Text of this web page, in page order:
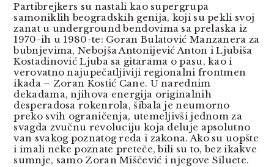
Partibrejkers su nastali kao supergrupa
samoniklih beogradskih genija, koji su pekli svoj
zanat u underground bendovima sa prelaska iz
1970-ih u 1980-te: Goran Bulatović Manzanera za
bubnjevima, Nebojša Antonijević Anton i Ljubiša
Kostadinović Ljuba sa gitarama o pasu, kao i
verovatno najupečatljiviji regionalni frontmen
ikada – Zoran Kostić Cane. U narednim
dekadama, njihova energija originalnih
desperadosa rokenrola, šibala je neumorno
preko svih ograničenja, utemeljivši jednom za
svagda zvučnu revoluciju koja deluje apsolutno
van svakog poznatog reda i zakona. Ako su uopšte
i imali neke poznate preteče, bili su to, bez ikakve
sumnje, samo Zoran Miščević i njegove Siluete.